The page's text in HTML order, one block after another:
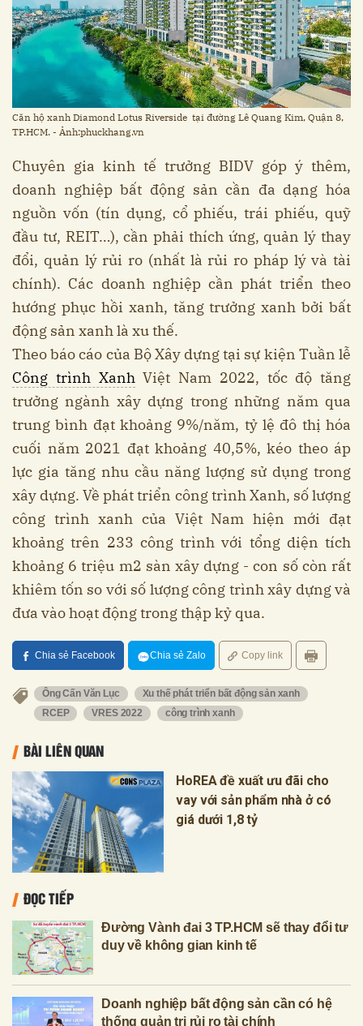
Căn hộ xanh Diamond Lotus Riverside tại đường Lê Quang Kim, Quận 8,
TP.HCM. - Ảnh:phuckhang.vn
Chuyên gia kinh tế trưởng BIDV góp ý thêm,
doanh nghiệp bất động sản cần đa dạng hóa
nguồn vốn (tín dụng, cổ phiếu, trái phiếu, quỹ
đầu tư, REIT…), cần phải thích ứng, quản lý thay
đổi, quản lý rủi ro (nhất là rủi ro pháp lý và tài
chính). Các doanh nghiệp cần phát triển theo
hướng phục hồi xanh, tăng trưởng xanh bởi bất
động sản xanh là xu thế.
Theo báo cáo của Bộ Xây dựng tại sự kiện Tuần lễ
Công trình XanhViệt Nam 2022, tốc độ tăng
trưởng ngành xây dựng trong những năm qua
trung bình đạt khoảng 9%/năm, tỷ lệ đô thị hóa
cuối năm 2021 đạt khoảng 40,5%, kéo theo áp
lực gia tăng nhu cầu năng lượng sử dụng trong
xây dựng. Về phát triển công trình Xanh, số lượng
công trình xanh của Việt Nam hiện mới đạt
khoảng trên 233 công trình với tổng diện tích
khoảng 6 triệu m2 sàn xây dựng - con số còn rất
khiêm tốn so với số lượng công trình xây dựng và
đưa vào hoạt động trong thập kỷ qua.
Chia sẻ Facebook Chia sẻ Zalo Copy link
Ông Cấn Văn Lục
Xu thế phát triển bất động sản xanh
RCEP
VRES 2022 công trình xanh
BÀI LIÊN QUAN
HoREA đề xuất ưu đãi cho
vay với sản phẩm nhà ở có
giá dưới 1,8 tỷ
ĐỌC TIẾP
Đường Vành đai 3 TP.HCM sẽ thay đổi tư
duy về không gian kinh tế
Doanh nghiệp bất động sản cần có hệ
thống quản trị rủi ro tài chính